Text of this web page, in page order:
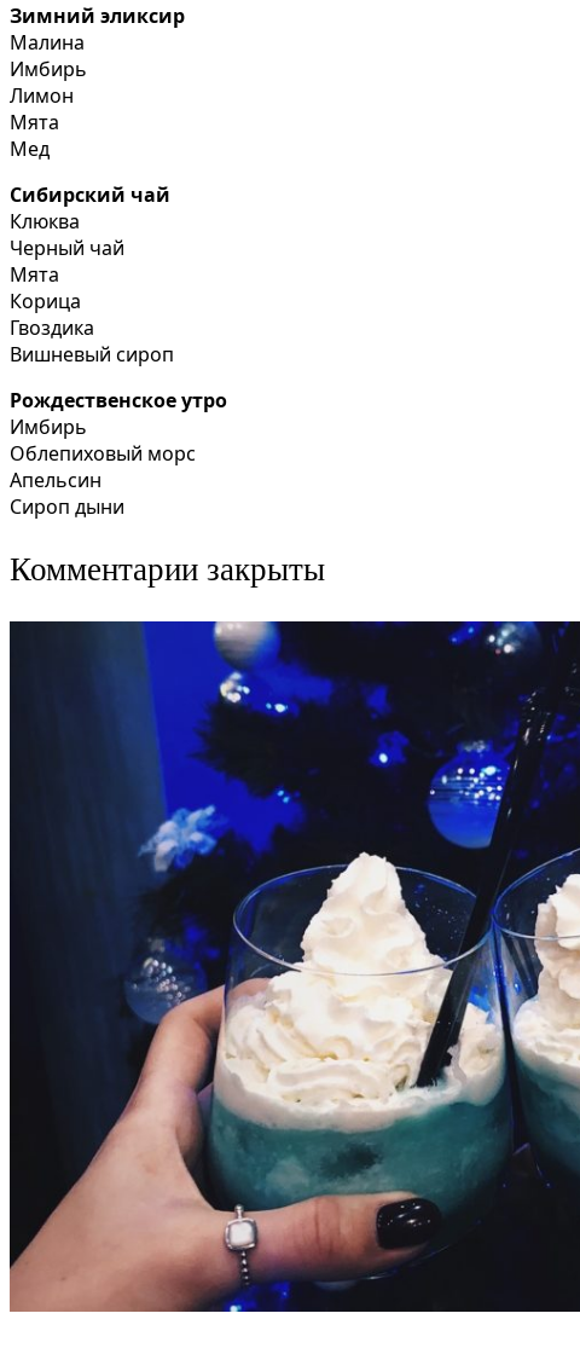
Зимний эликсир
Малина
Имбирь
Лимон
Мята
Мед
Сибирский чай
Клюква
Черный чай
Мята
Корица
Гвоздика
Вишневый сироп
Рождественское утро
Имбирь
Облепиховый морс
Апельсин
Сироп дыни
Комментарии закрыты